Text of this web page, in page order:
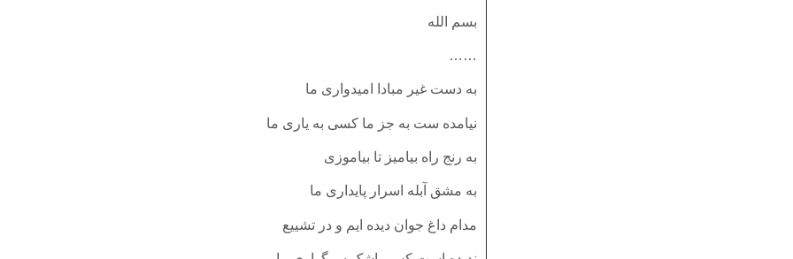
بسم الله
……
به دست غیر مبادا امیدواری ما
نیامده ست به جز ما کسی به یاری ما
به رنج راه بیامیز تا بیاموزی
به مشق آبله اسرار پایداری ما
مدام داغ جوان دیده ایم و در تشییع